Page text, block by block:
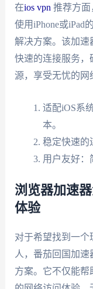
在ios vpn 推荐方面
使用iPhone或iPad
解决方案。该加速
快速的连接服务，
源，享受无忧的网
适配iOS系
本。
稳定快速的
用户友好：
浏览器加速
体验
对于希望找到一个
人，番茄回国加
方案。它不仅能